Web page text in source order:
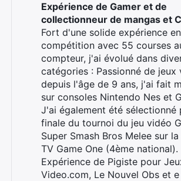
Expérience de Gamer et de
collectionneur de mangas et
Fort d'une solide expérience en
compétition avec 55 courses
compteur, j'ai évolué dans
catégories : Passionné de jeux
depuis l'âge de 9 ans, j'ai fait
sur consoles Nintendo Nes et
J'ai également été sélectionné
finale du tournoi du jeu vidéo
Super Smash Bros Melee sur
TV Game One (4ème national).
Expérience de Pigiste pour
Video.com, Le Nouvel Obs et e